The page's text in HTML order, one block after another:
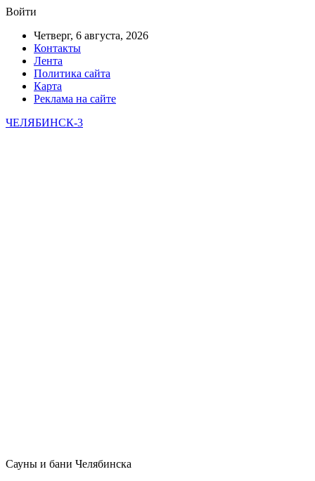
Войти
Четверг, 6 августа, 2026
Контакты
Лента
Политика сайта
Карта
Реклама на сайте
ЧЕЛЯБИНСК-3
Сауны и бани Челябинска